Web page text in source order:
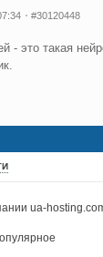
#30120448
- это такая
ua-